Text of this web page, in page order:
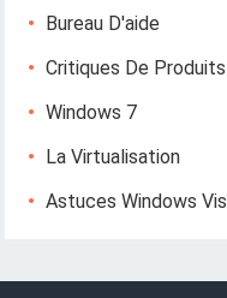
Bureau D'aide
Critiques De Produits
Windows 7
La Virtualisation
Astuces Windows